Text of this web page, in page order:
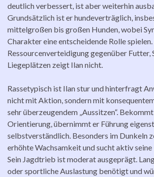
deutlich verbessert, ist aber weiterhin
Grundsätzlich ist er hundeverträglich,
mittelgroßen bis großen Hunden, wobei
Charakter eine entscheidende Rolle spielen.
Ressourcenverteidigung gegenüber Futter,
Liegeplätzen zeigt Ilan nicht.
Rassetypisch ist Ilan stur und hinterfragt
nicht mit Aktion, sondern mit
sehr überzeugendem „Aussitzen“.
Orientierung, übernimmt er Führung
selbstverständlich. Besonders im Dunkeln
erhöhte Wachsamkeit und sucht aktiv
Sein Jagdtrieb ist moderat ausgeprägt.
oder sportliche Auslastung benötigt und